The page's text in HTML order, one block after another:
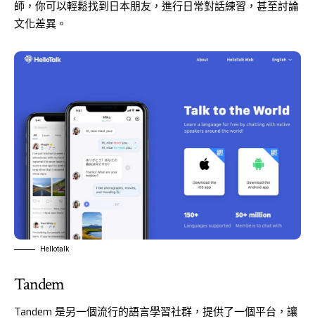
師，你可以輕鬆找到日本朋友，進行日常對話練習，甚至討論
文化差異。
Hellotalk
Tandem
Tandem 是另一個流行的語言學習社群，提供了一個平台，讓